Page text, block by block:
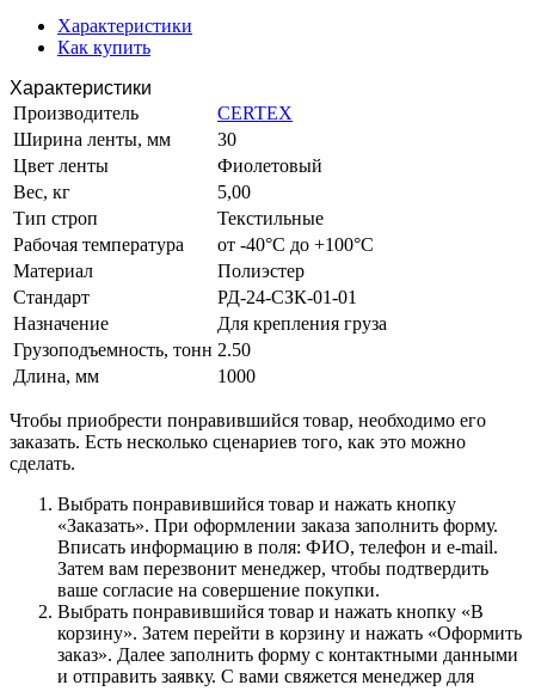
Характеристики
Как купить
Характеристики
Производитель
CERTEX
Ширина ленты, мм
30
Цвет ленты
Фиолетовый
Вес, кг
5,00
Тип строп
Текстильные
Рабочая температура
от -40°C до +100°C
Материал
Полиэстер
Стандарт
РД-24-СЗК-01-01
Назначение
Для крепления груза
Грузоподъемность, тонн 2.50
Длина, мм
1000
Чтобы приобрести понравившийся товар, необходимо его
заказать. Есть несколько сценариев того, как это можно
сделать.
Выбрать понравившийся товар и нажать кнопку
«Заказать». При оформлении заказа заполнить форму.
Вписать информацию в поля: ФИО, телефон и e-mail.
Затем вам перезвонит менеджер, чтобы подтвердить
ваше согласие на совершение покупки.
Выбрать понравившийся товар и нажать кнопку «В
корзину». Затем перейти в корзину и нажать «Оформить
заказ». Далее заполнить форму с контактными данными
и отправить заявку. С вами свяжется менеджер для